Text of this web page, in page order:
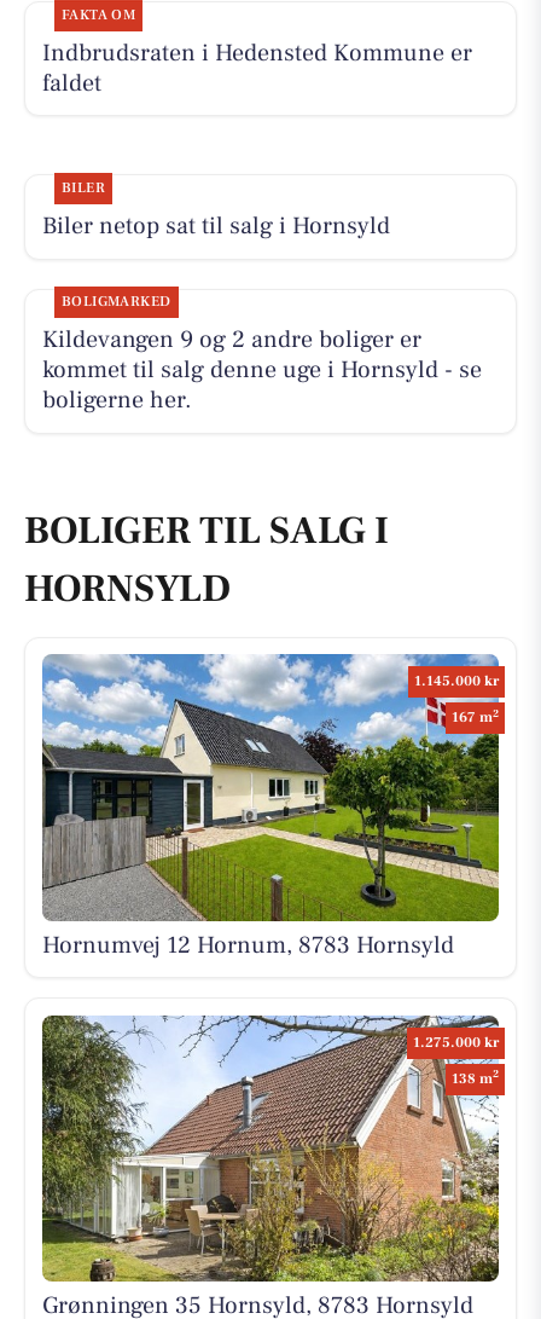
FAKTA OM
Indbrudsraten i Hedensted Kommune er
faldet
BILER
Biler netop sat til salg i Hornsyld
BOLIGMARKED
Kildevangen 9 og 2 andre boliger er
kommet til salg denne uge i Hornsyld - se
boligerne her.
BOLIGER TIL SALG I
HORNSYLD
1.145.000 kr
167 m2
Hornumvej 12 Hornum, 8783 Hornsyld
1.275.000 kr
138 m2
Grønningen 35 Hornsyld, 8783 Hornsyld